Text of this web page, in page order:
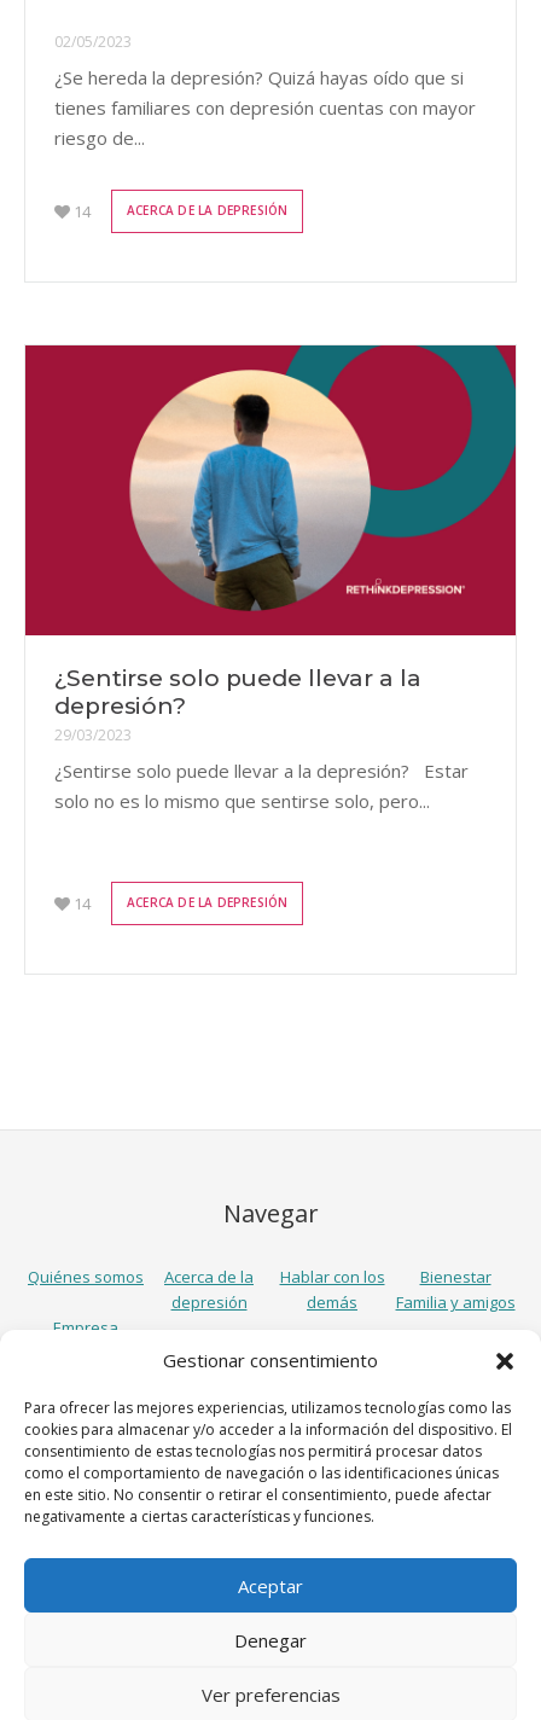
Gestionar consentimiento
Para ofrecer las mejores experiencias, utilizamos tecnologías como las
cookies para almacenar y/o acceder a la información del dispositivo. El
consentimiento de estas tecnologías nos permitirá procesar datos
como el comportamiento de navegación o las identificaciones únicas
en este sitio. No consentir o retirar el consentimiento, puede afectar
negativamente a ciertas características y funciones.
Aceptar
Denegar
Ver preferencias
02/05/2023
¿Se hereda la depresión? Quizá hayas oído que si
tienes familiares con depresión cuentas con mayor
riesgo de...
14 ACERCA DE LA DEPRESIÓN
¿Sentirse solo puede llevar a la
depresión?
29/03/2023
¿Sentirse solo puede llevar a la depresión? Estar
solo no es lo mismo que sentirse solo, pero...
14 ACERCA DE LA DEPRESIÓN
Navegar
Quiénes somos
Acerca de la
depresión
Hablar con los
demás
Bienestar
Familia y amigos
Empresa
Síguenos
Lundbeck España S.A., Avenida Diagonal 605, 7º, 08028 Barcelona,
Spain